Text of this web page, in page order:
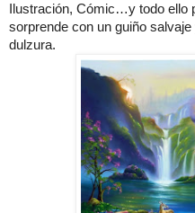
Ilustración, Cómic…y todo ello
sorprende con un guiño
dulzura.